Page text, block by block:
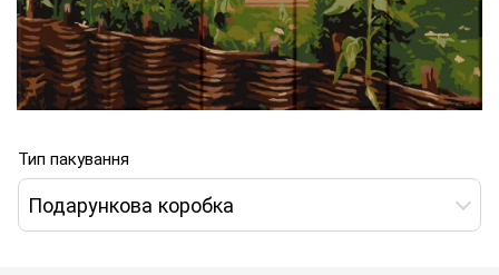
Тип пакування
Подарункова коробка